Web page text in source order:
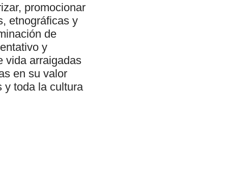
promocionar
etnográficas y
de
y
vida arraigadas
en su valor
y toda la cultura